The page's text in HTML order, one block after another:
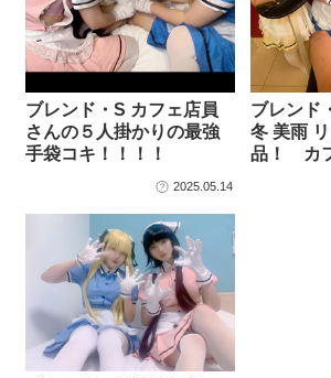
ブレンド・S カフェ店員
さんの５人掛かりの最強
手袋コキ！！！！
2025.05.14
ブレンド
冬 美雨
品！ カ